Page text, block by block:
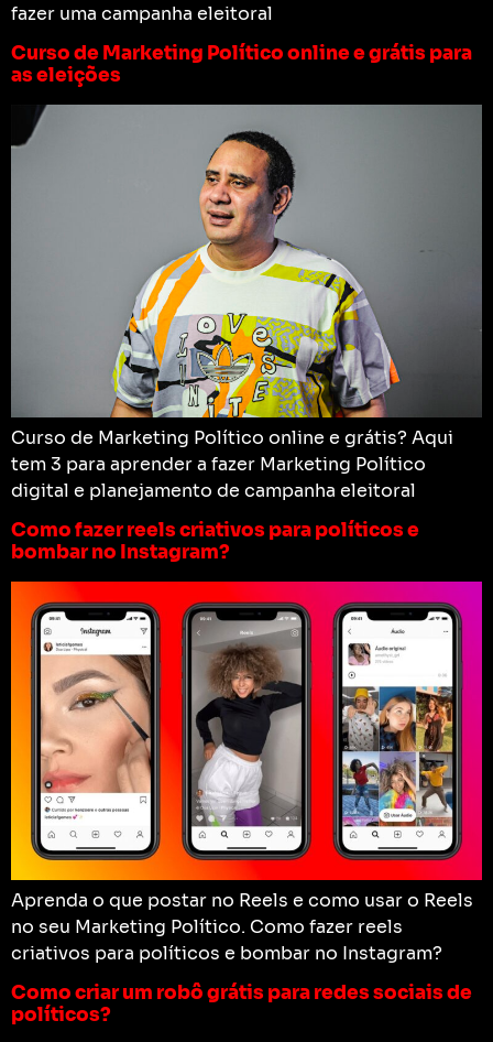
fazer uma campanha eleitoral
Curso de Marketing Político online e grátis para
as eleições
Curso de Marketing Político online e grátis? Aqui
tem 3 para aprender a fazer Marketing Político
digital e planejamento de campanha eleitoral
Como fazer reels criativos para políticos e
bombar no Instagram?
Aprenda o que postar no Reels e como usar o Reels
no seu Marketing Político. Como fazer reels
criativos para políticos e bombar no Instagram?
Como criar um robô grátis para redes sociais de
políticos?